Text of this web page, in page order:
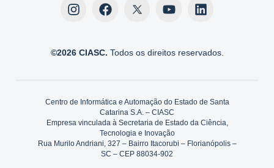
©2026 CIASC. Todos os direitos reservados.
Centro de Informática e Automação do Estado de Santa
Catarina S.A. – CIASC
Empresa vinculada à Secretaria de Estado da Ciência,
Tecnologia e Inovação
Rua Murilo Andriani, 327 – Bairro Itacorubi – Florianópolis –
SC – CEP 88034-902